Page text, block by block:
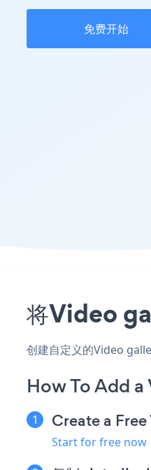
免费开始
将Video
创建自定义的Video
How To Add
Create a
Start for free now